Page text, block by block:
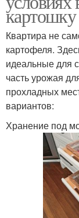
картошку
Квартира не
картофеля.
идеальные для
часть урожая
прохладных
вариантов:
Хранение под